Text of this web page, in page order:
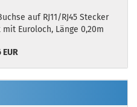
auf RJ11/RJ45 Stecker
mit Euroloch, Länge 0,20m
EUR